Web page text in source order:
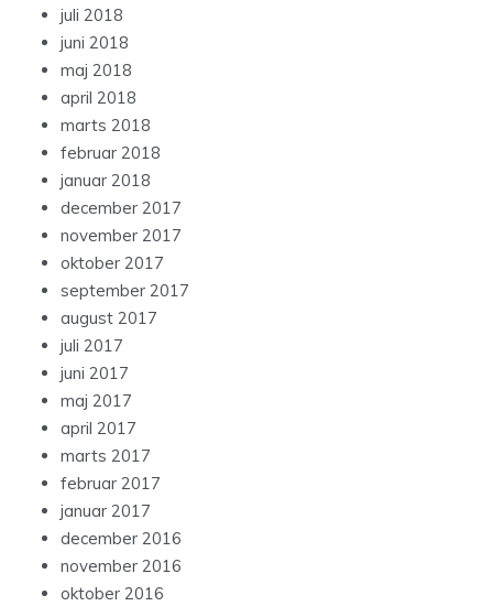
juli 2018
juni 2018
maj 2018
april 2018
marts 2018
februar 2018
januar 2018
december 2017
november 2017
oktober 2017
september 2017
august 2017
juli 2017
juni 2017
maj 2017
april 2017
marts 2017
februar 2017
januar 2017
december 2016
november 2016
oktober 2016